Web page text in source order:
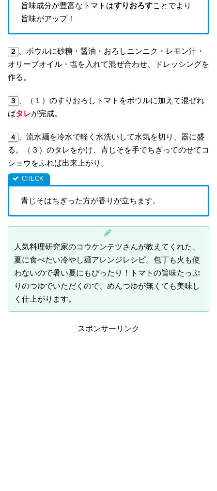
旨味成分が豊富なトマトはすりおろすことでより
旨味がアップ！
２ 、ボウルに砂糖・醤油・おろしニンニク・レモン汁・
オリーブオイル・塩を入れて混ぜ合わせ、ドレッシングを
作る。
３ 、（１）のすりおろしトマトをボウルに加えて混ぜれ
ばタレが完成。
４ 、流水麺を冷水で軽く水洗いして水気を切り、器に盛
る。（３）のタレをかけ、青じそを手でちぎってのせてコ
ショウをふれば出来上がり。
青じそはちぎった方が香りが立ちます。
人気料理研究家のコウケンテツさんが教えてくれた、
夏に食べたい冷やし麺アレンジレシピ。包丁も火も使
わないので暑い夏にもぴったり！トマトの旨味たっぷ
りのつゆでいただくので、めんつゆが無くても美味し
く仕上がります。
スポンサーリンク